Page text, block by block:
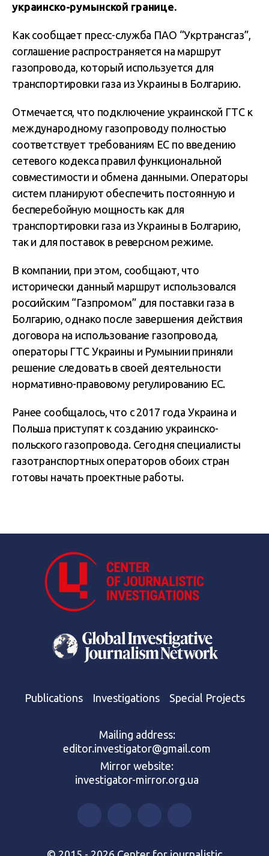
украинско-румынской границе.
Как сообщает пресс-служба ПАО “Укртрансгаз”,
соглашение распространяется на маршрут
газопровода, который используется для
транспортировки газа из Украины в Болгарию.
Отмечается, что подключение украинской ГТС к
международному газопроводу полностью
соответствует требованиям ЕС по введению
сетевого кодекса правил функциональной
совместимости и обмена данными. Операторы
систем планируют обеспечить постоянную и
бесперебойную мощность как для
транспортировки газа из Украины в Болгарию,
так и для поставок в реверсном режиме.
В компании, при этом, сообщают, что
исторически данный маршрут использовался
российским “Газпромом” для поставки газа в
Болгарию, однако после завершения действия
договора на использование газопровода,
операторы ГТС Украины и Румынии приняли
решение следовать в своей деятельности
нормативно-правовому регулированию ЕС.
Ранее сообщалось, что с 2017 года Украина и
Польша приступят к созданию украинско-
польского газопровода. Сегодня специалисты
газотранспортных операторов обоих стран
готовы начать проектные работы.
Publications Investigations Special Projects
Mailing address:
editor.investigator@gmail.com
Mirror website:
investigator-mirror.org.ua